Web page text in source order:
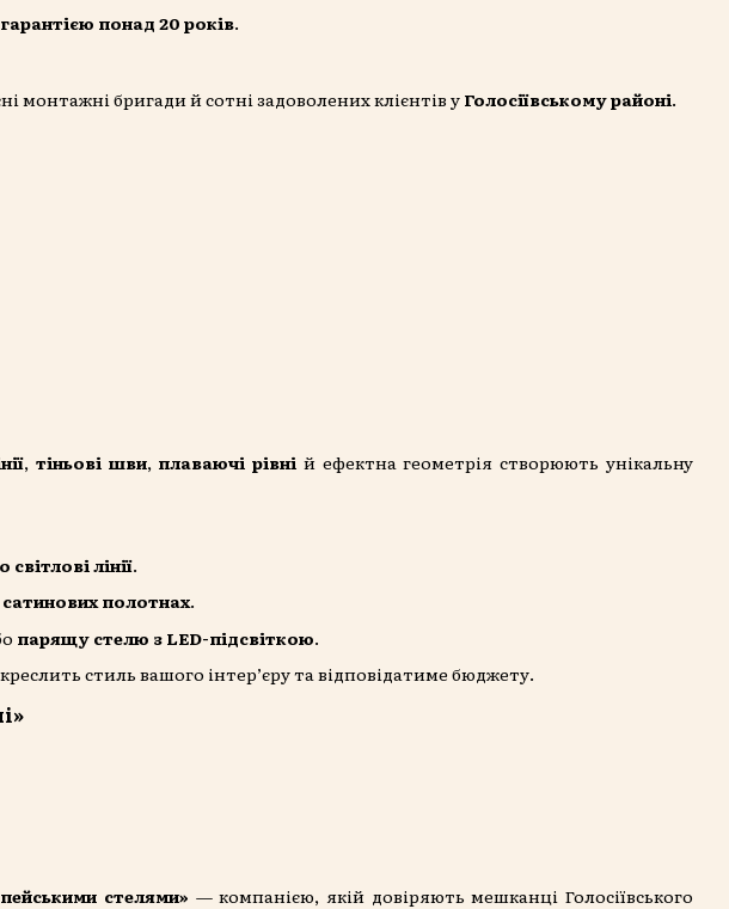
гарантією понад 20 років.
монтажні бригади й сотні задоволених клієнтів у Голосіївському районі.
, тіньові шви, плаваючі рівні й ефектна геометрія створюють унікальну
світлові лінії.
полотнах.
парящу стелю з LED-підсвіткою.
стиль вашого інтер’єру та відповідатиме бюджету.
стелями» — компанією, якій довіряють мешканці Голосіївського